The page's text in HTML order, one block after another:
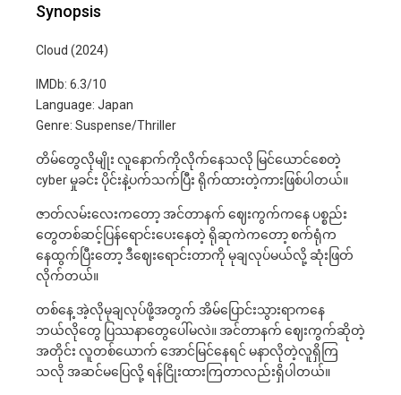
Synopsis
Cloud (2024)
IMDb: 6.3/10
Language: Japan
Genre: Suspense/Thriller
တိမ်တွေလိုမျိုး လူနောက်ကိုလိုက်နေသလို မြင်ယောင်စေတဲ့
cyber မှုခင်း ပိုင်းနဲ့ပက်သက်ပြီး ရိုက်ထားတဲ့ကားဖြစ်ပါတယ်။
ဇာတ်လမ်းလေးကတော့ အင်တာနက် ဈေးကွက်ကနေ ပစ္စည်း
တွေတစ်ဆင့်ပြန်ရောင်းပေးနေတဲ့ ရိုဆုကဲကတော့ စက်ရုံက
နေထွက်ပြီးတော့ ဒီဈေးရောင်းတာကို မုချလုပ်မယ်လို့ ဆုံးဖြတ်
လိုက်တယ်။
တစ်နေ့ အဲ့လိုမုချလုပ်ဖို့အတွက် အိမ်ပြောင်းသွားရာကနေ
ဘယ်လိုတွေ ပြဿနာတွေပေါ်မလဲ။ အင်တာနက် ဈေးကွက်ဆိုတဲ့
အတိုင်း လူတစ်ယောက် အောင်မြင်နေရင် မနာလိုတဲ့လူရှိကြ
သလို အဆင်‌မပြေလို့ ရန်ငြိုးထားကြတာလည်းရှိပါတယ်။